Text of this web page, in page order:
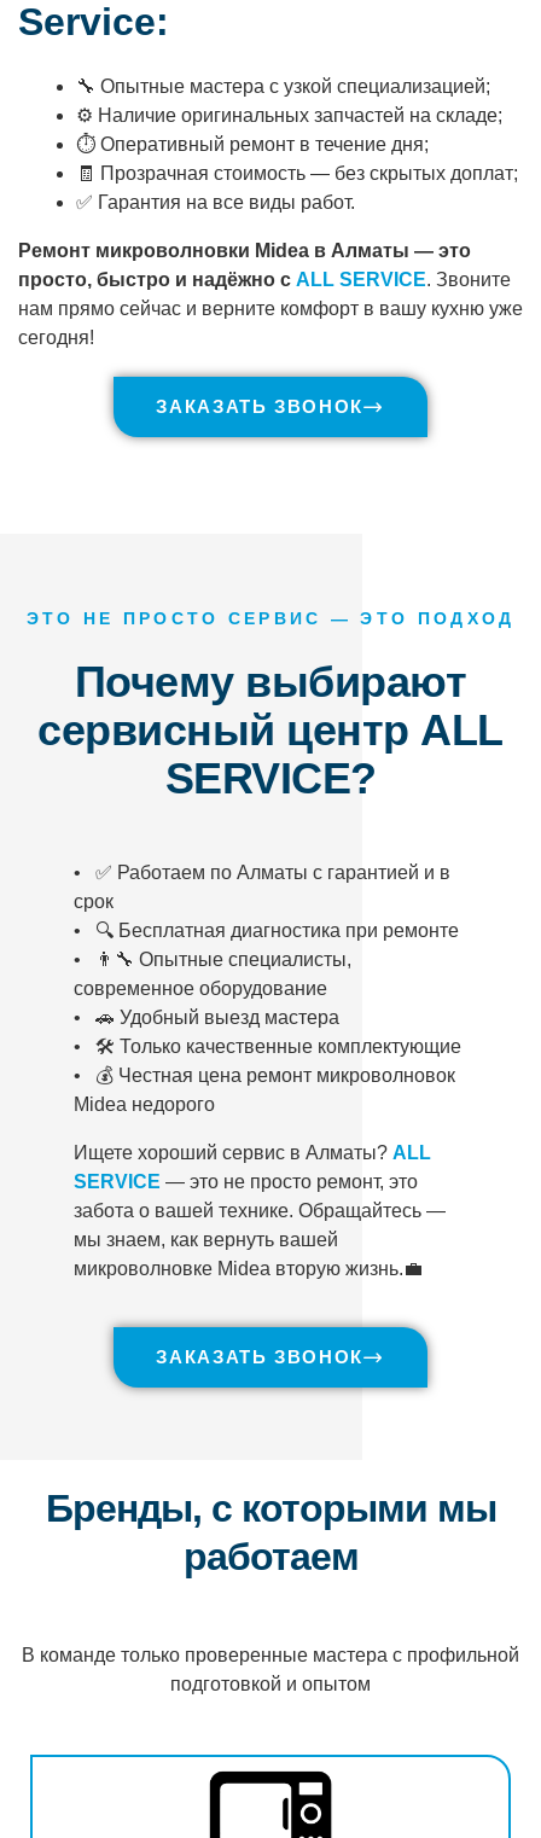
Service:
🔧 Опытные мастера с узкой специализацией;
⚙️ Наличие оригинальных запчастей на складе;
⏱ Оперативный ремонт в течение дня;
🧾 Прозрачная стоимость — без скрытых доплат;
✅ Гарантия на все виды работ.
Ремонт микроволновки Midea в Алматы — это
просто, быстро и надёжно с ALL SERVICE. Звоните
нам прямо сейчас и верните комфорт в вашу кухню уже
сегодня!
ЗАКАЗАТЬ ЗВОНОК
ЭТО НЕ ПРОСТО СЕРВИС — ЭТО ПОДХОД
Почему выбирают
сервисный центр ALL
SERVICE?
• ✅ Работаем по Алматы с гарантией и в
срок
• 🔍 Бесплатная диагностика при ремонте
• 👨‍🔧 Опытные специалисты,
современное оборудование
• 🚗 Удобный выезд мастера
• 🛠️ Только качественные комплектующие
• 💰 Честная цена ремонт микроволновок
Midea недорого
Ищете хороший сервис в Алматы? ALL
SERVICE — это не просто ремонт, это
забота о вашей технике. Обращайтесь —
мы знаем, как вернуть вашей
микроволновке Midea вторую жизнь.💼
ЗАКАЗАТЬ ЗВОНОК
Бренды, с которыми мы
работаем
В команде только проверенные мастера с профильной
подготовкой и опытом